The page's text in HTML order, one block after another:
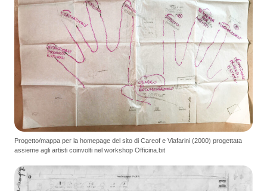
Progetto/mappa per la homepage del sito di Careof e Viafarini (2000) progettata
assieme agli artisti coinvolti nel workshop Officina.bit